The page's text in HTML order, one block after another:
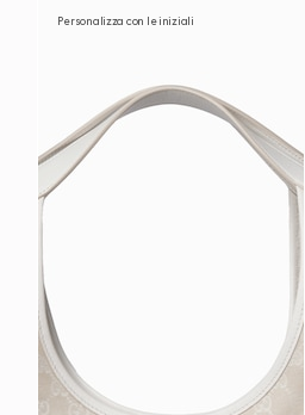
Personalizza con le iniziali